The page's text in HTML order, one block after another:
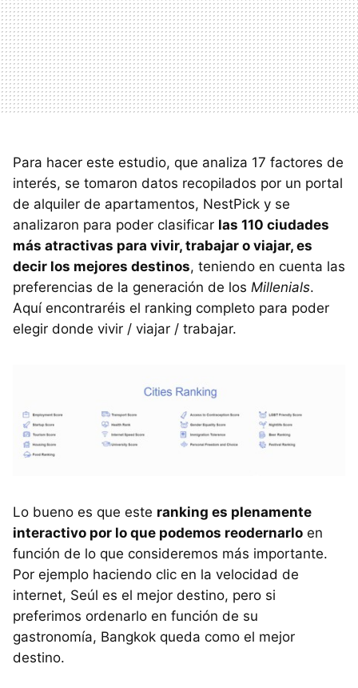
Para hacer este estudio, que analiza 17 factores de
interés, se tomaron datos recopilados por un portal
de alquiler de apartamentos, NestPick y se
analizaron para poder clasificar las 110 ciudades
más atractivas para vivir, trabajar o viajar, es
decir los mejores destinos, teniendo en cuenta las
preferencias de la generación de los Millenials.
Aquí encontraréis el ranking completo para poder
elegir donde vivir / viajar / trabajar.
Lo bueno es que este ranking es plenamente
interactivo por lo que podemos reodernarlo en
función de lo que consideremos más importante.
Por ejemplo haciendo clic en la velocidad de
internet, Seúl es el mejor destino, pero si
preferimos ordenarlo en función de su
gastronomía, Bangkok queda como el mejor
destino.